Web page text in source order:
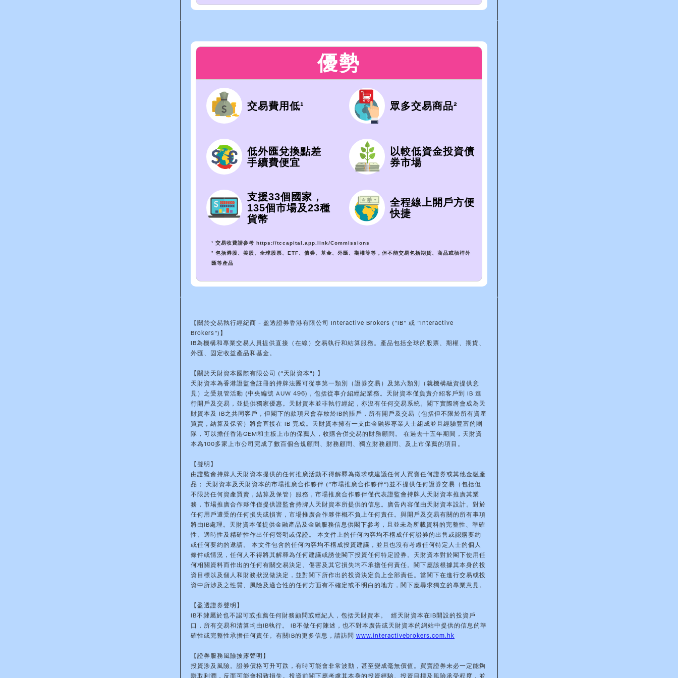
優勢
交易費用低¹ 眾多交易商品²
低外匯兌換點差
手續費便宜
以較低資金投資債
券市場
支援33個國家，
135個市場及23種
貨幣
全程線上開戶方便
快捷
¹ 交易收費請参考 https://tccapital.app.link/Commissions
² 包括港股、美股、全球股票、ETF、債券、基金、外匯、期權等等，但不能交易包括期貨、商品或槓桿外
匯等產品
【關於交易執行經紀商 - 盈透證券香港有限公司 Interactive Brokers (“IB” 或 “Interactive
Brokers”)】
IB為機構和專業交易人員提供直接（在線）交易執行和結算服務。產品包括全球的股票、期權、期貨、
外匯、固定收益產品和基金。
【關於天財資本國際有限公司 (“天財資本") 】
天財資本為香港證監會註冊的持牌法團可從事第一類別（證券交易）及第六類別（就機構融資提供意
見）之受規管活動 (中央編號 AUW 496)，包括從事介紹經紀業務。天財資本僅負責介紹客戶到 IB 進
行開戶及交易，並提供獨家優惠。天財資本並非執行經紀，亦沒有任何交易系統。閣下實際將會成為天
財資本及 IB之共同客戶，但閣下的款項只會存放於IB的賬戶，所有開戶及交易（包括但不限於所有資產
買賣，結算及保管）將會直接在 IB 完成。天財資本擁有一支由金融界專業人士組成並且經驗豐富的團
隊，可以擔任香港GEM和主板上市的保薦人，收購合併交易的財務顧問。 在過去十五年期間，天財資
本為100多家上市公司完成了數百個合規顧問、財務顧問、獨立財務顧問、及上市保薦的項目。
【聲明】
由證監會持牌人天財資本提供的任何推廣活動不得解釋為徵求或建議任何人買賣任何證券或其他金融產
品； 天財資本及天財資本的市場推廣合作夥伴 (“市場推廣合作夥伴”)並不提供任何證券交易（包括但
不限於任何資產買賣，結算及保管）服務，市場推廣合作夥伴僅代表證監會持牌人天財資本推廣其業
務，市場推廣合作夥伴僅提供證監會持牌人天財資本所提供的信息。廣告內容僅由天財資本設計。對於
任何用戶遭受的任何損失或損害，市場推廣合作夥伴概不負上任何責任。與開戶及交易有關的所有事項
將由IB處理。天財資本僅提供金融產品及金融服務信息供閣下參考，且並未為所載資料的完整性、準確
性、適時性及精確性作出任何聲明或保證。 本文件上的任何內容均不構成任何證券的出售或認購要約
或任何要約的邀請。 本文件包含的任何內容均不構成投資建議，並且也沒有考慮任何特定人士的個人
條件或情況，任何人不得將其解釋為任何建議或誘使閣下投資任何特定證券。天財資本對於閣下使用任
何相關資料而作出的任何有關交易決定、傷害及其它損失均不承擔任何責任。閣下應該根據其本身的投
資目標以及個人和財務狀況做決定，並對閣下所作出的投資決定負上全部責任。當閣下在進行交易或投
資中所涉及之性質、風險及適合性的任何方面有不確定或不明白的地方，閣下應尋求獨立的專業意見。
【盈透證券聲明】
IB不隸屬於也不認可或推薦任何財務顧問或經紀人，包括天財資本。 經天財資本在IB開設的投資戶
口，所有交易和清算均由IB執行。 IB不做任何陳述，也不對本廣告或天財資本的網站中提供的信息的準
確性或完整性承擔任何責任。有關IB的更多信息，請訪問 www.interactivebrokers.com.hk
【證券服務風險披露聲明】
投資涉及風險。證券價格可升可跌，有時可能會非常波動，甚至變成毫無價值。買賣證券未必一定能夠
賺取利潤，反而可能會招致損失。投資前閣下應考慮其本身的投資經驗、投資目標及風險承受程度，並